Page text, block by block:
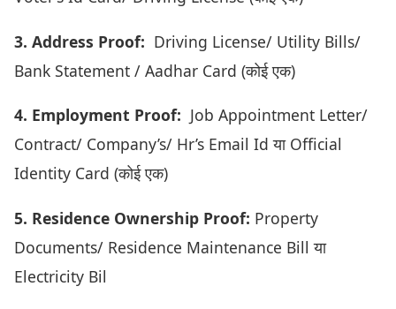
3. Address Proof: Driving License/ Utility Bills/
Bank Statement / Aadhar Card (कोई एक)
4. Employment Proof: Job Appointment Letter/
Contract/ Company’s/ Hr’s Email Id या Official
Identity Card (कोई एक)
5. Residence Ownership Proof: Property
Documents/ Residence Maintenance Bill या
Electricity Bil